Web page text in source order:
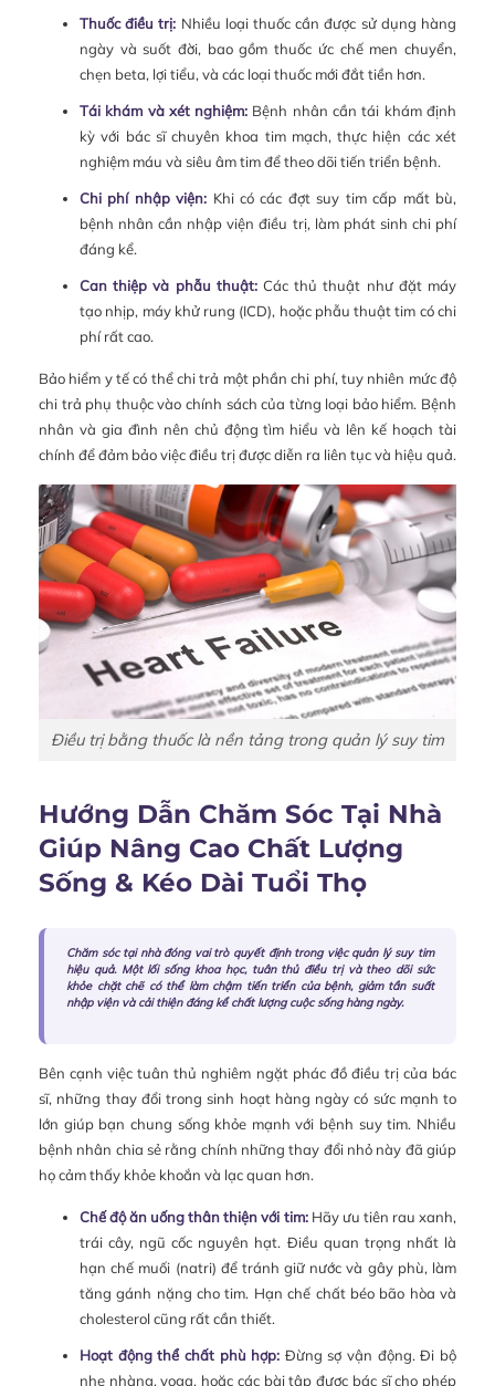
Thuốc điều trị: Nhiều loại thuốc cần được sử dụng hàng
ngày và suốt đời, bao gồm thuốc ức chế men chuyển,
chẹn beta, lợi tiểu, và các loại thuốc mới đắt tiền hơn.
Tái khám và xét nghiệm: Bệnh nhân cần tái khám định
kỳ với bác sĩ chuyên khoa tim mạch, thực hiện các xét
nghiệm máu và siêu âm tim để theo dõi tiến triển bệnh.
Chi phí nhập viện: Khi có các đợt suy tim cấp mất bù,
bệnh nhân cần nhập viện điều trị, làm phát sinh chi phí
đáng kể.
Can thiệp và phẫu thuật:Các thủ thuật như đặt máy
tạo nhịp, máy khử rung (ICD), hoặc phẫu thuật tim có chi
phí rất cao.
Bảo hiểm y tế có thể chi trả một phần chi phí, tuy nhiên mức độ
chi trả phụ thuộc vào chính sách của từng loại bảo hiểm. Bệnh
nhân và gia đình nên chủ động tìm hiểu và lên kế hoạch tài
chính để đảm bảo việc điều trị được diễn ra liên tục và hiệu quả.
Điều trị bằng thuốc là nền tảng trong quản lý suy tim
Hướng Dẫn Chăm Sóc Tại Nhà
Giúp Nâng Cao Chất Lượng
Sống & Kéo Dài Tuổi Thọ
Chăm sóc tại nhà đóng vai trò quyết định trong việc quản lý suy tim
hiệu quả. Một lối sống khoa học, tuân thủ điều trị và theo dõi sức
khỏe chặt chẽ có thể làm chậm tiến triển của bệnh, giảm tần suất
nhập viện và cải thiện đáng kể chất lượng cuộc sống hàng ngày.
Bên cạnh việc tuân thủ nghiêm ngặt phác đồ điều trị của bác
sĩ, những thay đổi trong sinh hoạt hàng ngày có sức mạnh to
lớn giúp bạn chung sống khỏe mạnh với bệnh suy tim. Nhiều
bệnh nhân chia sẻ rằng chính những thay đổi nhỏ này đã giúp
họ cảm thấy khỏe khoắn và lạc quan hơn.
Chế độ ăn uống thân thiện với tim:Hãy ưu tiên rau xanh,
trái cây, ngũ cốc nguyên hạt. Điều quan trọng nhất là
hạn chế muối (natri) để tránh giữ nước và gây phù, làm
tăng gánh nặng cho tim. Hạn chế chất béo bão hòa và
cholesterol cũng rất cần thiết.
Hoạt động thể chất phù hợp: Đừng sợ vận động. Đi bộ
nhẹ nhàng, yoga, hoặc các bài tập được bác sĩ cho phép